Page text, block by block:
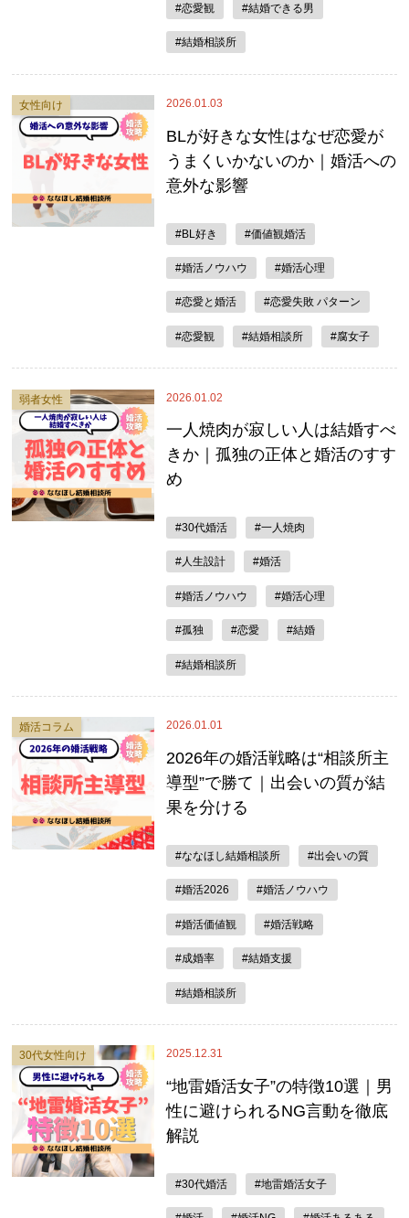
#恋愛観 #結婚できる男
#結婚相談所
2026.01.03
女性向け
BLが好きな女性はなぜ恋愛が
うまくいかないのか｜婚活への
意外な影響
#BL好き #価値観婚活
#婚活ノウハウ #婚活心理
#恋愛と婚活 #恋愛失敗 パターン
#恋愛観 #結婚相談所 #腐女子
2026.01.02
弱者女性
一人焼肉が寂しい人は結婚すべ
きか｜孤独の正体と婚活のすす
め
#30代婚活 #一人焼肉
#人生設計 #婚活
#婚活ノウハウ #婚活心理
#孤独 #恋愛 #結婚
#結婚相談所
2026.01.01
婚活コラム
2026年の婚活戦略は“相談所主
導型”で勝て｜出会いの質が結
果を分ける
#ななほし結婚相談所 #出会いの質
#婚活2026 #婚活ノウハウ
#婚活価値観 #婚活戦略
#成婚率 #結婚支援
#結婚相談所
2025.12.31
30代女性向け
“地雷婚活女子”の特徴10選｜男
性に避けられるNG言動を徹底
解説
#30代婚活 #地雷婚活女子